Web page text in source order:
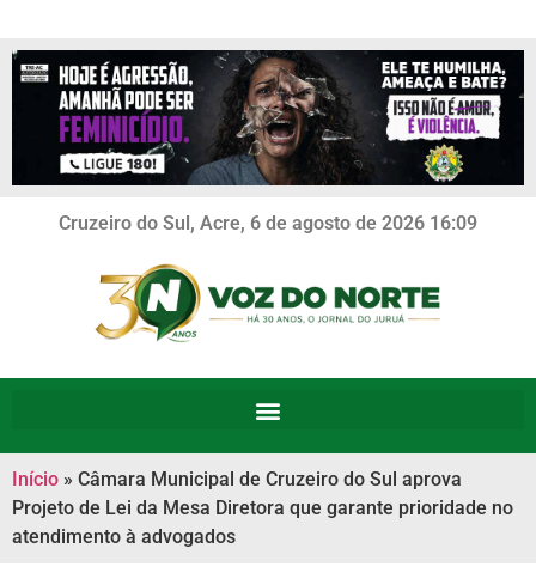
Cruzeiro do Sul, Acre, 6 de agosto de 2026 16:09
Início » Câmara Municipal de Cruzeiro do Sul aprova
Projeto de Lei da Mesa Diretora que garante prioridade no
atendimento à advogados